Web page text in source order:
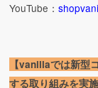
YouTube：
【vanillaでは新型
する取り組みを実施